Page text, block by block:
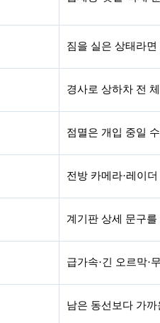
짐을 실은 상태라
경사로 상하차 전
점멸은 개입 중일
전방 카메라·레이
계기판 상세 문구를
급가속·긴 오르막·
남은 동선보다 가까